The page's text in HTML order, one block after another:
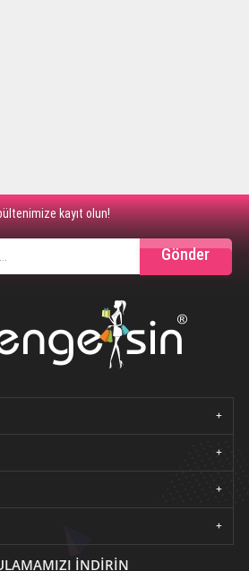
kayıt olun!
Gönder
İNDİRİN